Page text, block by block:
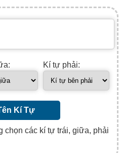
Kí tự phải:
Kí Tự
chọn các kí tự trái, giữa, phải